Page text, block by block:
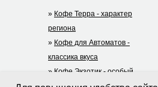
» Кофе Терра - характер
региона
» Кофе для Автоматов -
классика вкуса
» Кофе Экзотик - особый